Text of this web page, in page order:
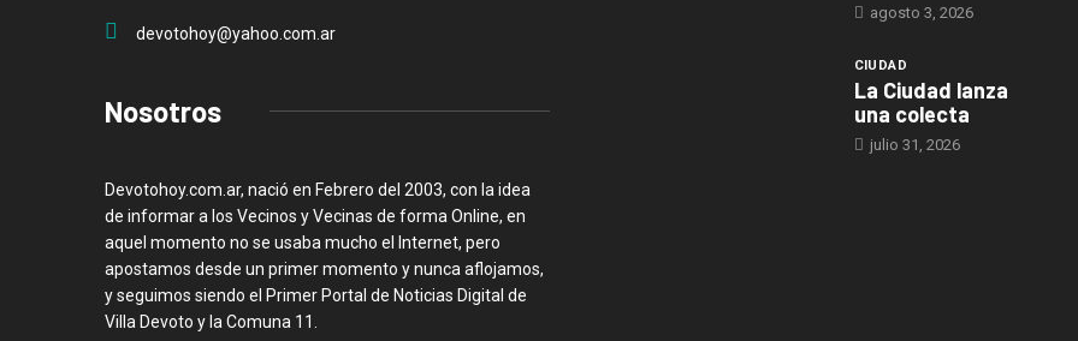
devotohoy@yahoo.com.ar
Nosotros
Devotohoy.com.ar, nació en Febrero del 2003, con la idea
de informar a los Vecinos y Vecinas de forma Online, en
aquel momento no se usaba mucho el Internet, pero
apostamos desde un primer momento y nunca aflojamos,
y seguimos siendo el Primer Portal de Noticias Digital de
Villa Devoto y la Comuna 11.
agosto 3, 2026
CIUDAD
La Ciudad lanza
una colecta
julio 31, 2026